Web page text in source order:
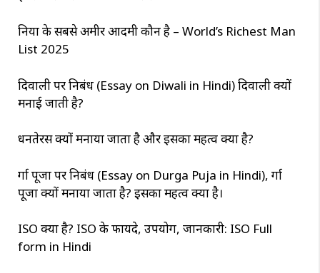
दुनिया के सबसे अमीर आदमी कौन है – World’s Richest Man
List 2025
दिवाली पर निबंध (Essay on Diwali in Hindi) दिवाली क्यों
मनाई जाती है?
धनतेरस क्यों मनाया जाता है और इसका महत्व क्या है?
दुर्गा पूजा पर निबंध (Essay on Durga Puja in Hindi), दुर्गा
पूजा क्यों मनाया जाता है? इसका महत्व क्या है।
ISO क्या है? ISO के फायदे, उपयोग, जानकारी: ISO Full
form in Hindi